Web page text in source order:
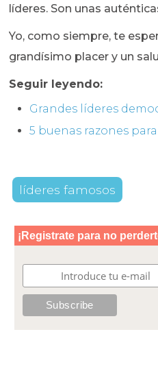
líderes. Son unas
Yo, como siempre, te
grandísimo placer y un
Seguir leyendo:
Grandes líderes
5 buenas razones
líderes famosos